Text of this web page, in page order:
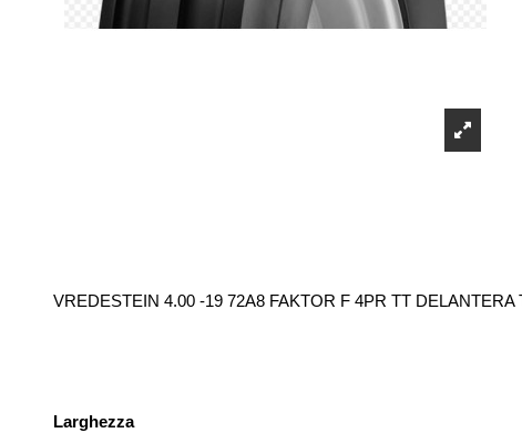
VREDESTEIN 4.00 -19 72A8 FAKTOR F 4PR TT DELANTERA
Larghezza